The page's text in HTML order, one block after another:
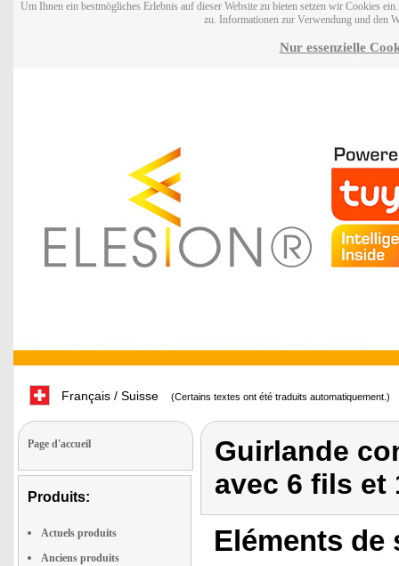
Um Ihnen ein bestmögliches Erlebnis auf dieser Website zu bieten setzen wir Cookies
zu. Informationen zur Verwendung und den
Nur essenzielle
Français / Suisse (Certains textes ont été traduits automatiquement.)
Page d'accueil
Produits:
Actuels produits
Anciens produits
Guirlande
avec 6 fils et
Eléments